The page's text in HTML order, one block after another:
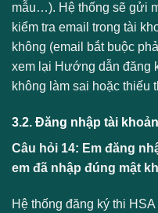
mẫu…). Hệ thống sẽ gửi
kiểm tra email trong tài
không (email bắt buộc
xem lại Hướng dẫn đăng
không làm sai hoặc thiếu
3.2. Đăng nhập tài khoản
Câu hỏi 14: Em đăng
em đã nhập đúng mật
Hệ thống đăng ký thi